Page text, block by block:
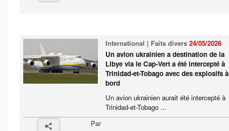
International | Faits divers24/05/2026
Un avion ukrainien a destination de la
Libye via le Cap-Vert a été intercepté à
Trinidad-et-Tobago avec des explosifs à
bord
Un avion ukrainien aurait été intercepté à
Trinidad-et-Tobago ...
Par